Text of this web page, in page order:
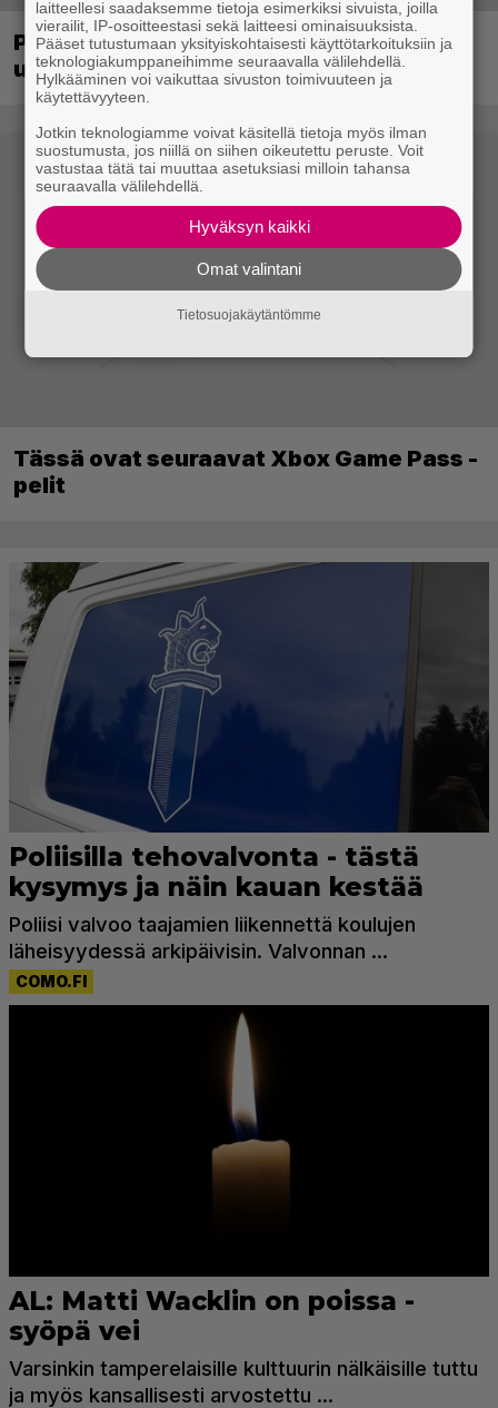
PS1-ajan klassikkoloikinta Croc 2 palaa
uudistettuna nykykonsoleille ja PC:lle
Tässä ovat seuraavat Xbox Game Pass -
pelit
laitteellesi saadaksemme tietoja esimerkiksi sivuista, joilla
vierailit, IP-osoitteestasi sekä laitteesi ominaisuuksista.
Pääset tutustumaan yksityiskohtaisesti käyttötarkoituksiin ja
teknologiakumppaneihimme seuraavalla välilehdellä.
Hylkääminen voi vaikuttaa sivuston toimivuuteen ja
käytettävyyteen.
Jotkin teknologiamme voivat käsitellä tietoja myös ilman
suostumusta, jos niillä on siihen oikeutettu peruste. Voit
vastustaa tätä tai muuttaa asetuksiasi milloin tahansa
seuraavalla välilehdellä.
Hyväksyn kaikki
Omat valintani
Tietosuojakäytäntömme